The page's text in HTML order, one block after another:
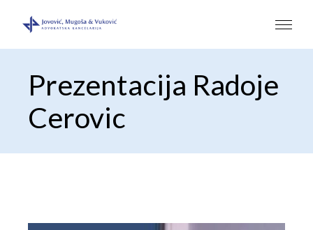
Prezentacija Radoje
Cerovic